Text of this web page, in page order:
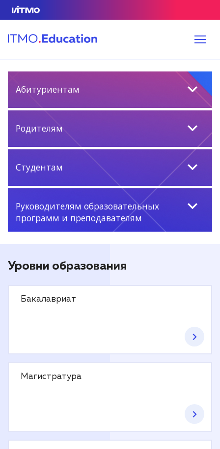
Абитуриентам
Родителям
Студентам
Руководителям образовательных
программ и преподавателям
Уровни образования
Бакалавриат
Магистратура